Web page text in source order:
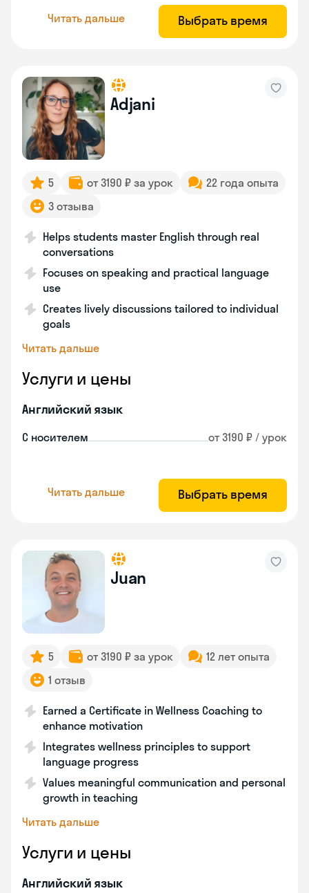
Читать дальше Выбрать время
Adjani
5 от 3190 ₽ за урок
22 года опыта
3 отзыва
Helps students master English through real
conversations
Focuses on speaking and practical language
use
Creates lively discussions tailored to individual
goals
Читать дальше
Услуги и цены
Английский язык
С носителем от 3190 ₽ / урок
Читать дальше Выбрать время
Juan
5 от 3190 ₽ за урок
12 лет опыта
1 отзыв
Earned a Certificate in Wellness Coaching to
enhance motivation
Integrates wellness principles to support
language progress
Values meaningful communication and personal
growth in teaching
Читать дальше
Услуги и цены
Английский язык